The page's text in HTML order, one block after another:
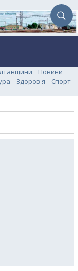
Новини
Здоров'я
Спорт